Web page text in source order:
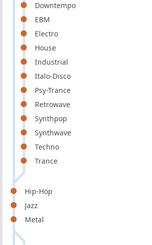
Downtempo
EBM
Electro
House
Industrial
Italo-Disco
Psy-Trance
Retrowave
Synthpop
Synthwave
Techno
Trance
Hip-Hop
Jazz
Metal